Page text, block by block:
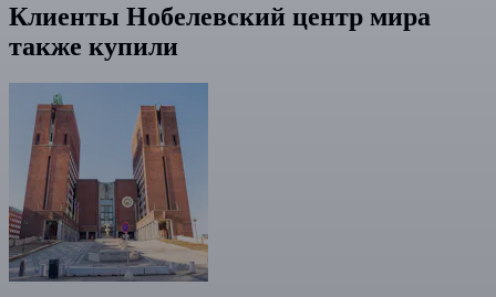
Клиенты Нобелевский центр мира
также купили